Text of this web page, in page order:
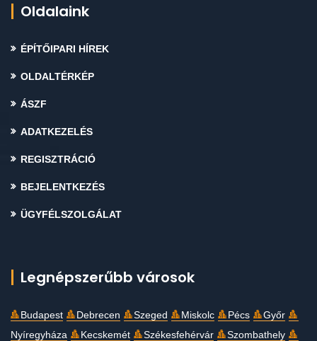
Oldalaink
ÉPÍTŐIPARI HÍREK
OLDALTÉRKÉP
ÁSZF
ADATKEZELÉS
REGISZTRÁCIÓ
BEJELENTKEZÉS
ÜGYFÉLSZOLGÁLAT
Legnépszerűbb városok
Budapest Debrecen Szeged Miskolc Pécs
Győr
Nyíregyháza
Kecskemét Székesfehérvár
Szombathely